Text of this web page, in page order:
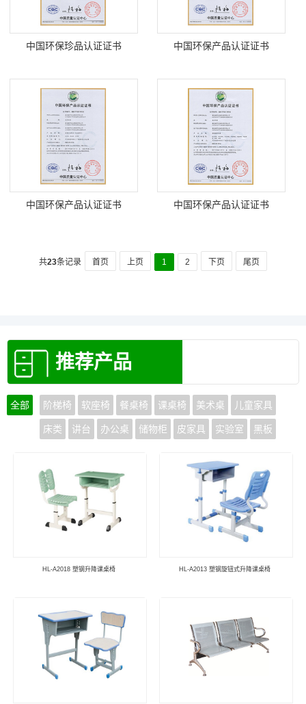
中国环保珍品认证证书 中国环保产品认证证书
中国环保产品认证证书 中国环保产品认证证书
共23条记录 首页 上页 1 2 下页 尾页
推荐产品
全部 阶梯椅 软座椅 餐桌椅 课桌椅 美术桌 儿童家具
床类 讲台 办公桌 储物柜 皮家具 实验室 黑板
HL-A2018 塑钢升降课桌椅 HL-A2013 塑钢旋钮式升降课桌椅